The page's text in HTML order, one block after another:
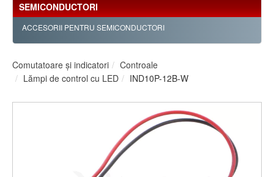
SEMICONDUCTORI
ACCESORII PENTRU SEMICONDUCTORI
Comutatoare şi indicatori
Controale
Lămpi de control cu LED
IND10P-12B-W